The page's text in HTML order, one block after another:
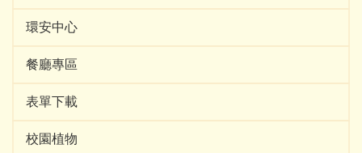
環安中心
餐廳專區
表單下載
校園植物